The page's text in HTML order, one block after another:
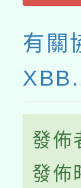
有關
發佈
發佈